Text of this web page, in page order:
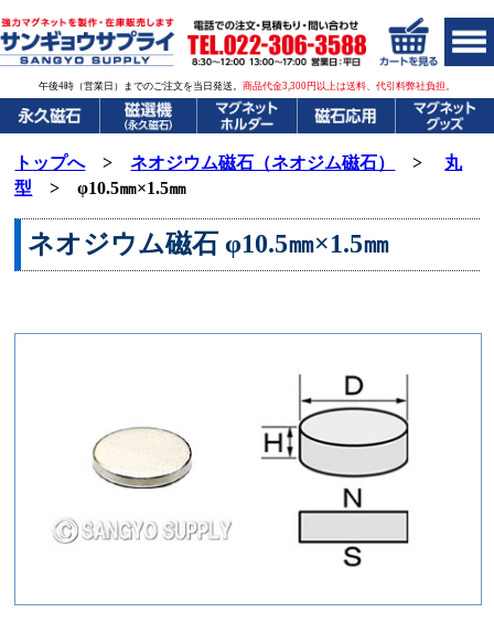
午後4時（営業日）までのご注文を当日発送。 商品代金3,300円以上は送料、代引料弊社負担。
トップへ>ネオジウム磁石（ネオジム磁石） > 丸
型 > φ10.5㎜×1.5㎜
ネオジウム磁石 φ10.5㎜×1.5㎜